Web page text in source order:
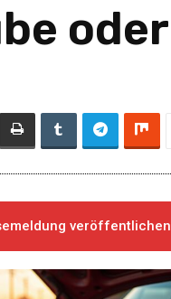
oder
veröffentlichen